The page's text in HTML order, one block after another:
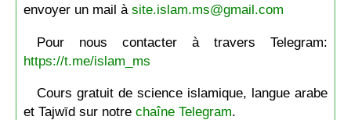
envoyer un mail à site.islam.ms@gmail.com
Pour nous contacter à travers Telegram:
https://t.me/islam_ms
Cours gratuit de science islamique, langue arabe
et Tajwīd sur notre chaîne Telegram.